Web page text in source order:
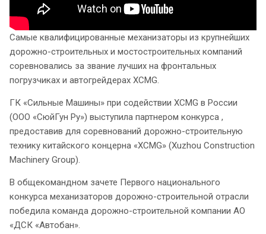
Самые квалифицированные механизаторы из крупнейших
дорожно-строительных и мостостроительных компаний
соревновались за звание лучших на фронтальных
погрузчиках и автогрейдерах XCMG.
ГК «Сильные Машины» при содействии XCMG в России
(ООО «СюйГун Ру») выступила партнером конкурса ,
предоставив для соревнований дорожно-строительную
технику китайского концерна «XCMG» (Xuzhou Construction
Machinery Group).
В общекомандном зачете Первого национального
конкурса механизаторов дорожно-строительной отрасли
победила команда дорожно-строительной компании АО
«ДСК «Автобан».